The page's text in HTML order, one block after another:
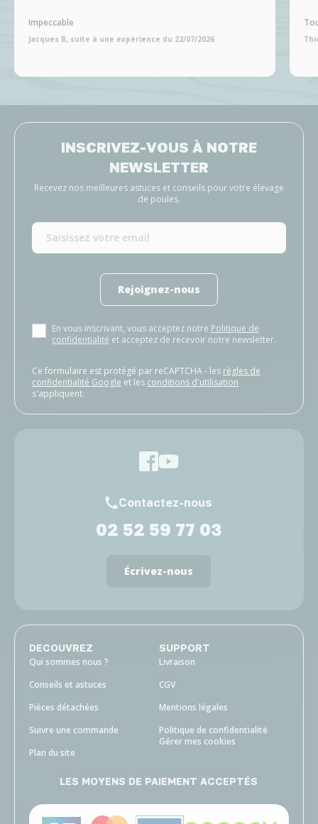
Impeccable
Jacques B, suite à une expérience du 22/07/2026
INSCRIVEZ-VOUS À NOTRE
NEWSLETTER
Recevez nos meilleures astuces et conseils pour votre élevage
de poules.
Rejoignez-nous
En vous inscrivant, vous acceptez notre Politique de
confidentialité et acceptez de recevoir notre newsletter.
Ce formulaire est protégé par reCAPTCHA - les règles de
confidentialité Google et les conditions d'utilisation
s'appliquent.
Contactez-nous
02 52 59 77 03
Écrivez-nous
DECOUVREZ
Qui sommes nous ?
Conseils et astuces
Pièces détachées
Suivre une commande
Plan du site
SUPPORT
Livraison
CGV
Mentions légales
Politique de confidentialité
Gérer mes cookies
LES MOYENS DE PAIEMENT ACCEPTÉS